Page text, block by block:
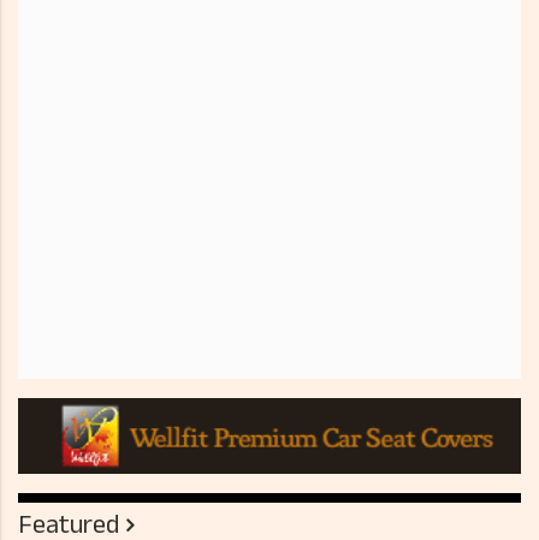
Featured